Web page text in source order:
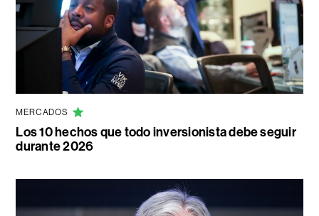
MERCADOS
Los 10 hechos que todo inversionista debe seguir
durante 2026